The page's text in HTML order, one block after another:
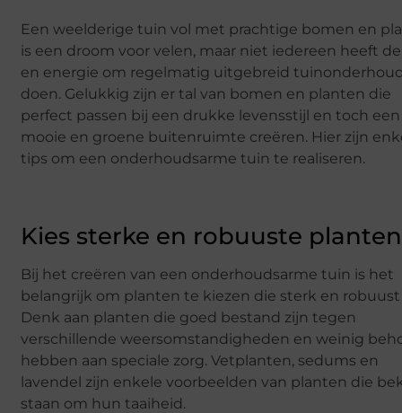
Een weelderige tuin vol met prachtige bomen en
is een droom voor velen, maar niet iedereen heeft
en energie om regelmatig uitgebreid
doen. Gelukkig zijn er tal van bomen en planten die
perfect passen bij een drukke levensstijl en toch een
mooie en groene buitenruimte creëren. Hier zijn
tips om een onderhoudsarme tuin te realiseren.
Kies sterke en robuuste planten
Bij het creëren van een onderhoudsarme tuin is het
belangrijk om planten te kiezen die sterk en robuust
Denk aan planten die goed bestand zijn tegen
verschillende weersomstandigheden en weinig
hebben aan speciale zorg. Vetplanten, sedums en
lavendel zijn enkele voorbeelden van planten die
staan om hun taaiheid.